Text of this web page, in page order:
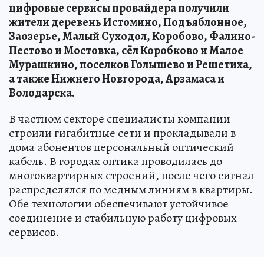
цифровые сервисы провайдера получили
жители деревень Истомино, Подъяблонное,
Заозерье, Малый Суходол, Коробово, Фалино-
Пестово и Мостовка, сёл Коробково и Малое
Мурашкино, поселков Голышево и Решетиха,
а также Нижнего Новгорода, Арзамаса и
Володарска.
В частном секторе специалисты компании
строили гигабитные сети и прокладывали в
дома абонентов персональный оптический
кабель. В городах оптика проводилась до
многоквартирных строений, после чего сигнал
распределялся по медным линиям в квартиры.
Обе технологии обеспечивают устойчивое
соединение и стабильную работу цифровых
сервисов.